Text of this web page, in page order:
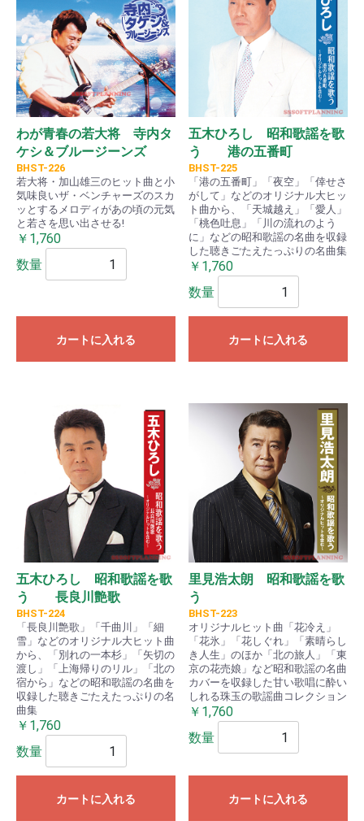
わが青春の若大将 寺内タ
ケシ＆ブルージーンズ
BHST-226
若大将・加山雄三のヒット曲と小
気味良いザ・ベンチャーズのスカ
ッとするメロディがあの頃の元気
と若さを思い出させる!
￥1,760
数量
カートに入れる
五木ひろし 昭和歌謡を歌
う 港の五番町
BHST-225
「港の五番町」「夜空」「倖せさ
がして」などのオリジナル大ヒッ
ト曲から、「天城越え」「愛人」
「桃色吐息」「川の流れのよう
に」などの昭和歌謡の名曲を収録
した聴きごたえたっぷりの名曲集
￥1,760
数量
カートに入れる
五木ひろし 昭和歌謡を歌
う 長良川艶歌
BHST-224
「長良川艶歌」「千曲川」「細
雪」などのオリジナル大ヒット曲
から、「別れの一本杉」「矢切の
渡し」「上海帰りのリル」「北の
宿から」などの昭和歌謡の名曲を
収録した聴きごたえたっぷりの名
曲集
￥1,760
数量
カートに入れる
里見浩太朗 昭和歌謡を歌
う
BHST-223
オリジナルヒット曲「花冷え」
「花氷」「花しぐれ」「素晴らし
き人生」のほか「北の旅人」「東
京の花売娘」など昭和歌謡の名曲
カバーを収録した甘い歌唱に酔い
しれる珠玉の歌謡曲コレクション
￥1,760
数量
カートに入れる